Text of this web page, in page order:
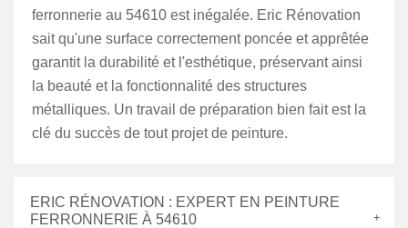
ferronnerie au 54610 est inégalée. Eric Rénovation
sait qu'une surface correctement poncée et apprêtée
garantit la durabilité et l'esthétique, préservant ainsi
la beauté et la fonctionnalité des structures
métalliques. Un travail de préparation bien fait est la
clé du succès de tout projet de peinture.
ERIC RÉNOVATION : EXPERT EN PEINTURE
FERRONNERIE À 54610